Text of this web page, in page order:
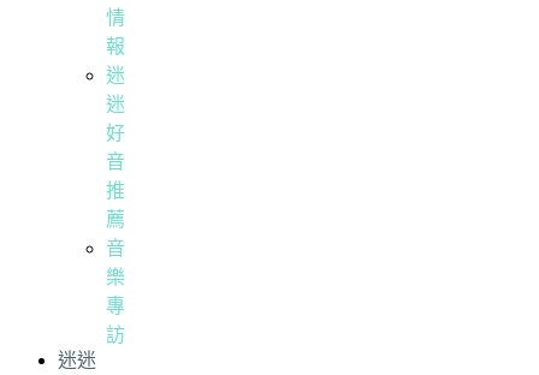
情
報
迷
迷
好
音
推
薦
音
樂
專
訪
迷迷